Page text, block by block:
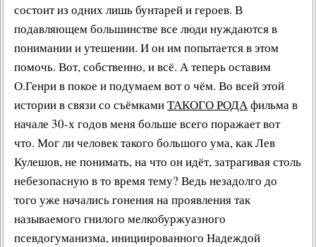
состоит из одних лишь бунтарей и героев. В
подавляющем большинстве все люди нуждаются в
понимании и утешении. И он им попытается в этом
помочь. Вот, собственно, и всё. А теперь оставим
О.Генри в покое и подумаем вот о чём. Во всей этой
истории в связи со съёмкамиТАКОГО РОДАфильма в
начале 30-х годов меня больше всего поражает вот
что. Мог ли человек такого большого ума, как Лев
Кулешов, не понимать, на что он идёт, затрагивая столь
небезопасную в то время тему? Ведь незадолго до
того уже начались гонения на проявления так
называемого гнилого мелкобуржуазного
псевдогуманизма, инициированного Надеждой